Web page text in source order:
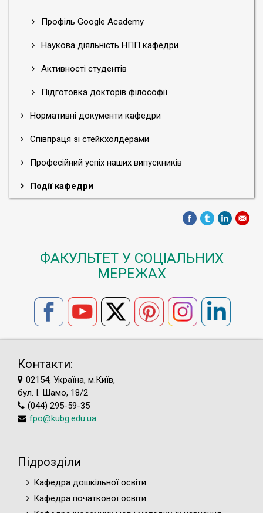
Профіль Google Academy
Наукова діяльність НПП кафедри
Активності студентів
Підготовка докторів філософії
Нормативні документи кафедри
Співпраця зі стейкхолдерами
Професійний успіх наших випускників
Події кафедри
ФАКУЛЬТЕТ У СОЦІАЛЬНИХ
МЕРЕЖАХ
Контакти:
02154, Україна, м.Київ,
бул. І. Шамо, 18/2
(044) 295-59-35
fpo@kubg.edu.ua
Підрозділи
Кафедра дошкільної освіти
Кафедра початкової освіти